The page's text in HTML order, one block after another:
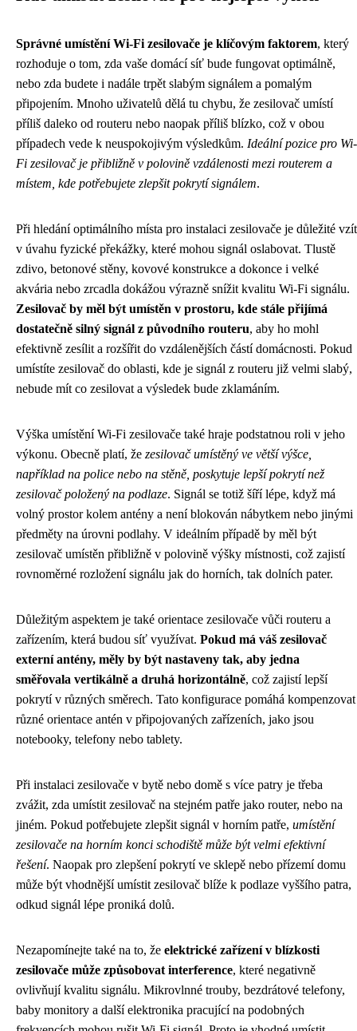
Správné umístění Wi-Fi zesilovače je klíčovým faktorem, který
rozhoduje o tom, zda vaše domácí síť bude fungovat optimálně,
nebo zda budete i nadále trpět slabým signálem a pomalým
připojením. Mnoho uživatelů dělá tu chybu, že zesilovač umístí
příliš daleko od routeru nebo naopak příliš blízko, což v obou
případech vede k neuspokojivým výsledkům. Ideální pozice pro Wi-
Fi zesilovač je přibližně v polovině vzdálenosti mezi routerem a
místem, kde potřebujete zlepšit pokrytí signálem.
Při hledání optimálního místa pro instalaci zesilovače je důležité vzít
v úvahu fyzické překážky, které mohou signál oslabovat. Tlustě
zdivo, betonové stěny, kovové konstrukce a dokonce i velké
akvária nebo zrcadla dokážou výrazně snížit kvalitu Wi-Fi signálu.
Zesilovač by měl být umístěn v prostoru, kde stále přijímá
dostatečně silný signál z původního routeru, aby ho mohl
efektivně zesílit a rozšířit do vzdálenějších částí domácnosti. Pokud
umístíte zesilovač do oblasti, kde je signál z routeru již velmi slabý,
nebude mít co zesilovat a výsledek bude zklamáním.
Výška umístění Wi-Fi zesilovače také hraje podstatnou roli v jeho
výkonu. Obecně platí, že zesilovač umístěný ve větší výšce,
například na police nebo na stěně, poskytuje lepší pokrytí než
zesilovač položený na podlaze. Signál se totiž šíří lépe, když má
volný prostor kolem antény a není blokován nábytkem nebo jinými
předměty na úrovni podlahy. V ideálním případě by měl být
zesilovač umístěn přibližně v polovině výšky místnosti, což zajistí
rovnoměrné rozložení signálu jak do horních, tak dolních pater.
Důležitým aspektem je také orientace zesilovače vůči routeru a
zařízením, která budou síť využívat. Pokud má váš zesilovač
externí antény, měly by být nastaveny tak, aby jedna
směřovala vertikálně a druhá horizontálně, což zajistí lepší
pokrytí v různých směrech. Tato konfigurace pomáhá kompenzovat
různé orientace antén v připojovaných zařízeních, jako jsou
notebooky, telefony nebo tablety.
Při instalaci zesilovače v bytě nebo domě s více patry je třeba
zvážit, zda umístit zesilovač na stejném patře jako router, nebo na
jiném. Pokud potřebujete zlepšit signál v horním patře, umístění
zesilovače na horním konci schodiště může být velmi efektivní
řešení. Naopak pro zlepšení pokrytí ve sklepě nebo přízemí domu
může být vhodnější umístit zesilovač blíže k podlaze vyššího patra,
odkud signál lépe proniká dolů.
Nezapomínejte také na to, že elektrické zařízení v blízkosti
zesilovače může způsobovat interference, které negativně
ovlivňují kvalitu signálu. Mikrovlnné trouby, bezdrátové telefony,
baby monitory a další elektronika pracující na podobných